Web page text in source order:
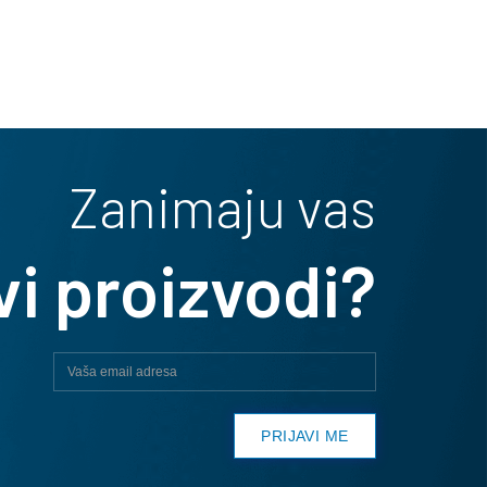
Zanimaju vas
proizvodi?